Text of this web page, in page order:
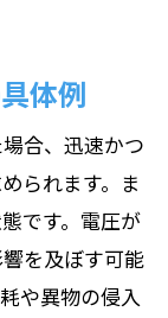
体例
合、迅速かつ
られます。ま
です。電圧が
を及ぼす可能
や異物の侵入